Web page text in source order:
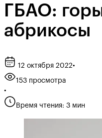
ГБАО:
абрикосы
12 октября 2022•
153 просмотра
•
Время чтения: 3 мин